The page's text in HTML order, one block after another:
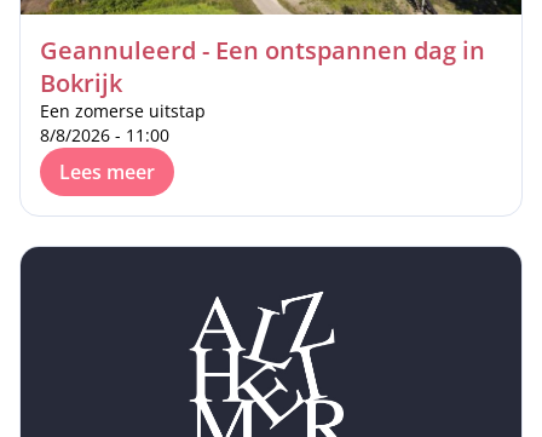
Geannuleerd - Een ontspannen dag in
Bokrijk
Een zomerse uitstap
8/8/2026 - 11:00
Lees meer